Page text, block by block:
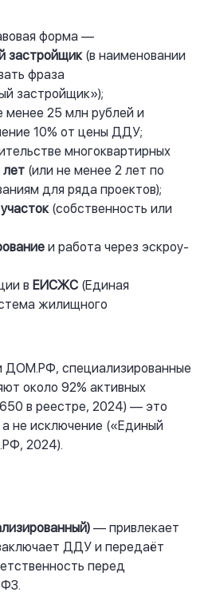
форма —
застройщик(в наименовании
фраза
застройщик»);
менее 25 млн рублей и
10% от цены ДДУ;
многоквартирных
лет (или не менее 2 лет по
для ряда проектов);
(собственность или
и работа через эскроу-
в ЕИСЖС (Единая
жилищного
ДОМ.РФ, специализированные
около 92% активных
в реестре, 2024) — это
не исключение («Единый
2024).
— привлекает
ДДУ и передаёт
перед